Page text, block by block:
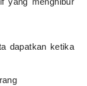
dapatkan ketika